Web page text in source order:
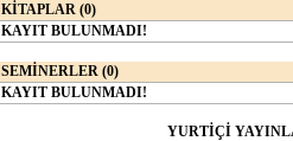
KİTAPLAR (0)
KAYIT BULUNMADI!
SEMİNERLER (0)
KAYIT BULUNMADI!
YURTİÇİ